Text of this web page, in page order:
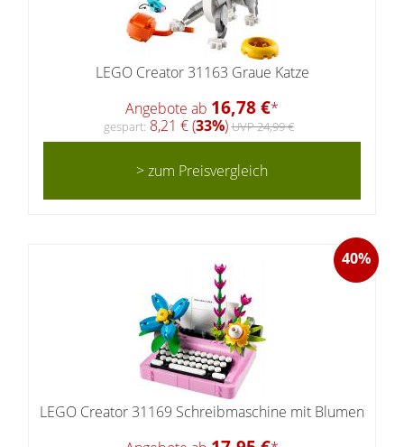
LEGO Creator 31163 Graue Katze
Angebote ab 16,78 €*
gespart: 8,21 € (33%)UVP 24,99 €
> zum Preisvergleich
40%
LEGO Creator 31169 Schreibmaschine mit Blumen